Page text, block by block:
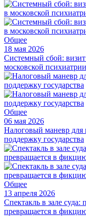
Общее
18 мая 2026
Системный сбой:
московской психиатрии
Общее
06 мая 2026
Налоговый маневр для
поддержку государства
Общее
13 апреля 2026
Спектакль в зале суда:
превращается в